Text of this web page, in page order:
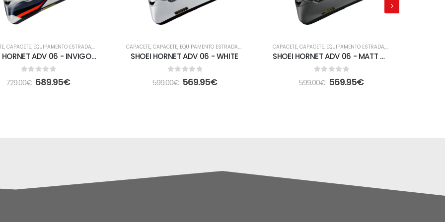
, CAPACETE, EQUIPAMENTO ESTRADA, FORA DE ESTRADA
SHOEI HORNET ADV 06 - INVIGORATE TC-10
out of 5
729.00€ 689.95€
CAPACETE, CAPACETE, EQUIPAMENTO ESTRADA, FORA DE ESTRADA
SHOEI HORNET ADV 06 - WHITE
out of 5
599.00€ 569.95€
CAPACETE, CAPACETE, EQUIPAMENTO ESTRADA, FORA DE ESTRADA
SHOEI HORNET ADV 06 - MATT DEEP GREY
out of 5
599.00€ 569.95€